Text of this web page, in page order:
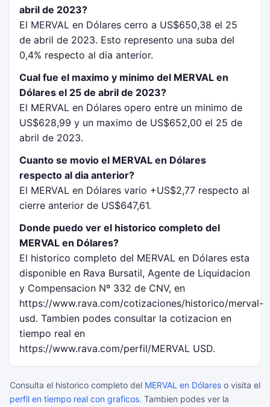
abril de 2023?
El MERVAL en Dólares cerro a US$650,38 el 25
de abril de 2023. Esto represento una suba del
0,4% respecto al dia anterior.
Cual fue el maximo y minimo del MERVAL en
Dólares el 25 de abril de 2023?
El MERVAL en Dólares opero entre un minimo de
US$628,99 y un maximo de US$652,00 el 25 de
abril de 2023.
Cuanto se movio el MERVAL en Dólares
respecto al dia anterior?
El MERVAL en Dólares vario +US$2,77 respecto al
cierre anterior de US$647,61.
Donde puedo ver el historico completo del
MERVAL en Dólares?
El historico completo del MERVAL en Dólares esta
disponible en Rava Bursatil, Agente de Liquidacion
y Compensacion Nº 332 de CNV, en
https://www.rava.com/cotizaciones/historico/merval-
usd. Tambien podes consultar la cotizacion en
tiempo real en
https://www.rava.com/perfil/MERVAL USD.
Consulta el historico completo del MERVAL en Dólares o visita el
perfil en tiempo real con graficos. Tambien podes ver la